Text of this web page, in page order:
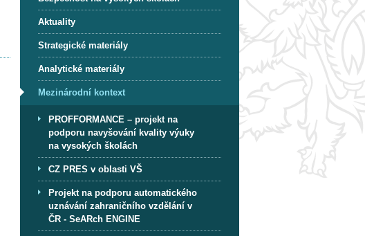
Aktuality
Strategické materiály
Analytické materiály
Mezinárodní kontext
PROFFORMANCE – projekt na
podporu navyšování kvality výuky
na vysokých školách
CZ PRES v oblasti VŠ
Projekt na podporu automatického
uznávání zahraničního vzdělání v
ČR - SeARch ENGINE